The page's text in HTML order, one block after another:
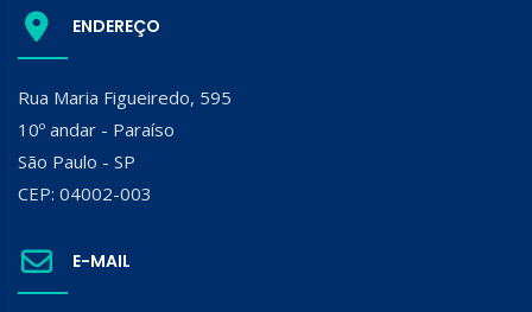
ENDEREÇO
Rua Maria Figueiredo, 595
10º andar - Paraíso
São Paulo - SP
CEP: 04002-003
E-MAIL